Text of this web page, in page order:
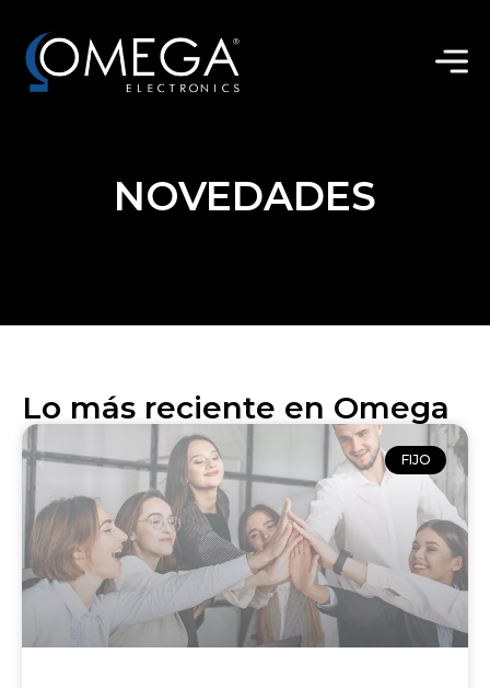
NOVEDADES
FIJO
Lo más reciente en Omega